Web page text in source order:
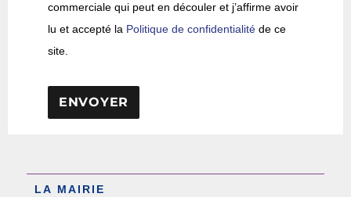
commerciale qui peut en découler et j’affirme avoir
lu et accepté la Politique de confidentialitéde ce
site.
LA MAIRIE